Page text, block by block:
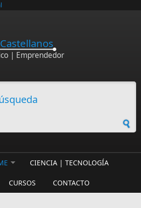
| Emprendedor
CIENCIA | TECNOLOGÍA
CURSOS CONTACTO